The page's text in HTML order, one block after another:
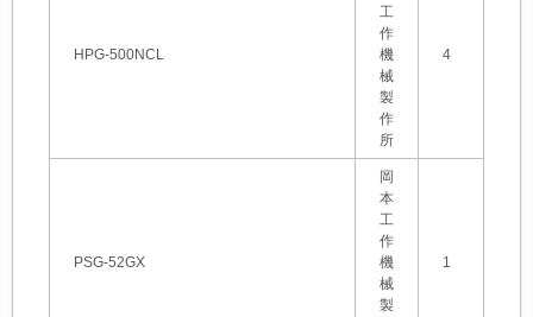
HPG-500NCL
工
作
機
械
製
作
所
4
PSG-52GX
岡
本
工
作
機
械
製
1